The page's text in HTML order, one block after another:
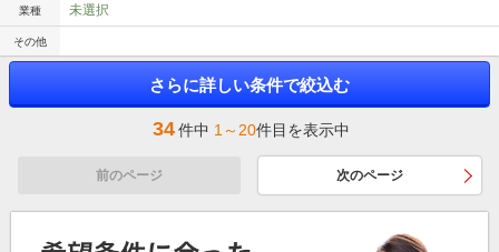
業種 未選択
その他
さらに詳しい条件で絞込む
34件中 1～20件目を表示中
前のページ 次のページ